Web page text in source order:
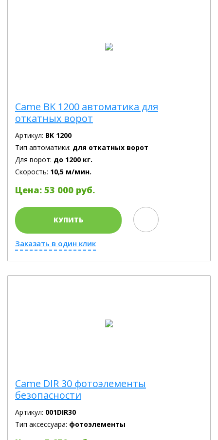
Came BK 1200 автоматика для
откатных ворот
Артикул: BK 1200
Тип автоматики: для откатных ворот
Для ворот: до 1200 кг.
Скорость: 10,5 м/мин.
Цена: 53 000 руб.
КУПИТЬ
Заказать в один клик
Came DIR 30 фотоэлементы
безопасности
Артикул: 001DIR30
Тип аксессуара: фотоэлементы